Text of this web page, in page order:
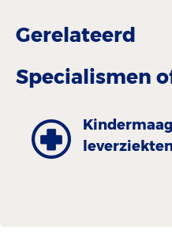
Gerelateerd
Specialismen